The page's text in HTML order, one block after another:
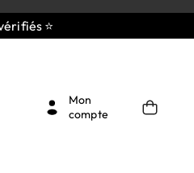
⭐
Mon
compte